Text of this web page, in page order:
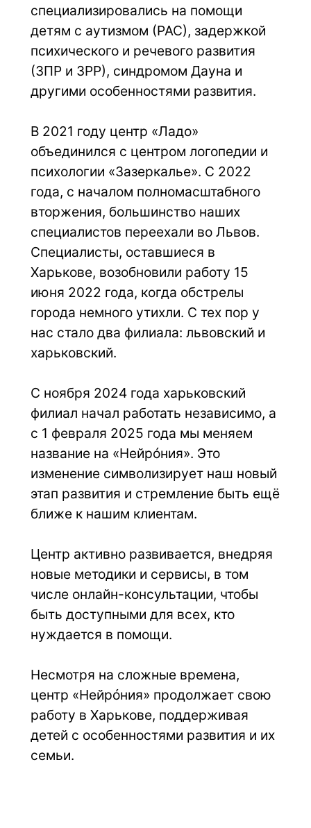
специализировались на помощи
детям с аутизмом (РАС), задержкой
психического и речевого развития
(ЗПР и ЗРР), синдромом Дауна и
другими особенностями развития.
В 2021 году центр «Ладо»
объединился с центром логопедии и
психологии «Зазеркалье». С 2022
года, с началом полномасштабного
вторжения, большинство наших
специалистов переехали во Львов.
Специалисты, оставшиеся в
Харькове, возобновили работу 15
июня 2022 года, когда обстрелы
города немного утихли. С тех пор у
нас стало два филиала: львовский и
харьковский.
С ноября 2024 года харьковский
филиал начал работать независимо, а
с 1 февраля 2025 года мы меняем
название на «Нейрóния». Это
изменение символизирует наш новый
этап развития и стремление быть ещё
ближе к нашим клиентам.
Центр активно развивается, внедряя
новые методики и сервисы, в том
числе онлайн-консультации, чтобы
быть доступными для всех, кто
нуждается в помощи.
Несмотря на сложные времена,
центр «Нейрóния» продолжает свою
работу в Харькове, поддерживая
детей с особенностями развития и их
семьи.